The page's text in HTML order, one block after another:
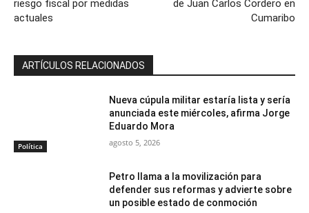
riesgo fiscal por medidas
actuales
de Juan Carlos Cordero en
Cumaribo
ARTÍCULOS RELACIONADOS
Política
Nueva cúpula militar estaría lista y sería
anunciada este miércoles, afirma Jorge
Eduardo Mora
agosto 5, 2026
Petro llama a la movilización para
defender sus reformas y advierte sobre
un posible estado de conmoción